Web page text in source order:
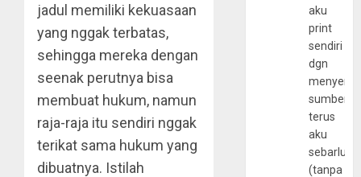
jadul memiliki kekuasaan
yang nggak terbatas,
sehingga mereka dengan
seenak perutnya bisa
membuat hukum, namun
raja-raja itu sendiri nggak
terikat sama hukum yang
dibuatnya. Istilah
aku
print
sendiri
dgn
sumber
terus
aku
(tanpa